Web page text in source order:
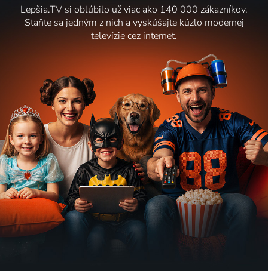
Lepšia.TV si obľúbilo už viac ako 140 000 zákazníkov.
Staňte sa jedným z nich a vyskúšajte kúzlo modernej
televízie cez internet.